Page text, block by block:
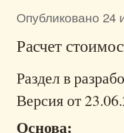
Опубликовано 24
Расчет
Раздел в
Версия от
Основа: